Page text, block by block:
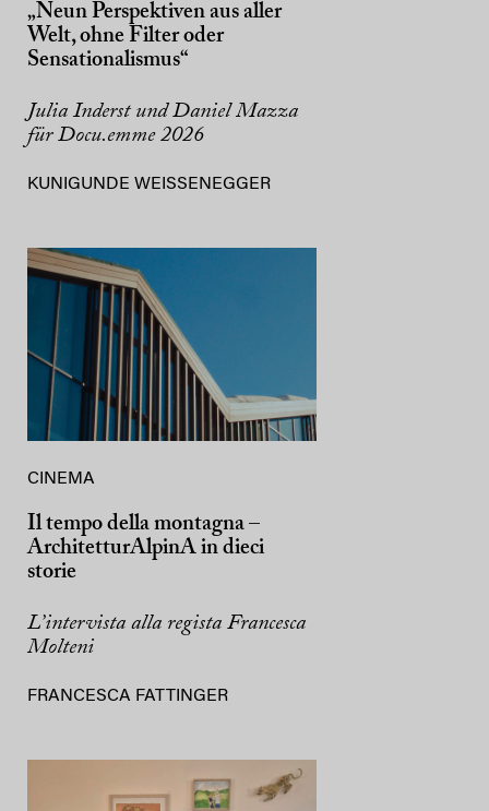
„Neun Perspektiven aus aller
Welt, ohne Filter oder
Sensationalismus“
Julia Inderst und Daniel Mazza
für Docu.emme 2026
KUNIGUNDE WEISSENEGGER
CINEMA
Il tempo della montagna –
ArchitetturAlpinA in dieci
storie
L’intervista alla regista Francesca
Molteni
FRANCESCA FATTINGER